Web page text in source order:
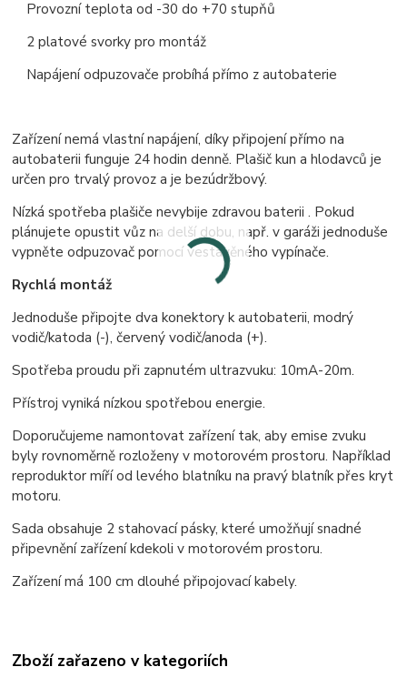
Provozní teplota od -30 do +70 stupňů
2 platové svorky pro montáž
Napájení odpuzovače probíhá přímo z autobaterie
Zařízení nemá vlastní napájení, díky připojení přímo na
autobaterii funguje 24 hodin denně. Plašič kun a hlodavců je
určen pro trvalý provoz a je bezúdržbový.
Nízká spotřeba plašiče nevybije zdravou baterii . Pokud
plánujete opustit vůz na delší dobu, např. v garáži jednoduše
vypněte odpuzovač pomocí vestavěného vypínače.
Rychlá montáž
Jednoduše připojte dva konektory k autobaterii, modrý
vodič/katoda (-), červený vodič/anoda (+).
Spotřeba proudu při zapnutém ultrazvuku: 10mA-20m.
Přístroj vyniká nízkou spotřebou energie.
Doporučujeme namontovat zařízení tak, aby emise zvuku
byly rovnoměrně rozloženy v motorovém prostoru. Například
reproduktor míří od levého blatníku na pravý blatník přes kryt
motoru.
Sada obsahuje 2 stahovací pásky, které umožňují snadné
připevnění zařízení kdekoli v motorovém prostoru.
Zařízení má 100 cm dlouhé připojovací kabely.
Zboží zařazeno v kategoriích